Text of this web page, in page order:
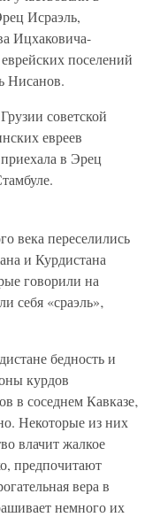
Исраэль,
Ицхаковича-
поселений
Нисанов.
советской
евреев
в Эрец
века переселились
и Курдистана
говорили на
себя «сраэль»‚
бедность и
курдов
в соседнем Кавказе‚
Некоторые из них
влачит жалкое
предпочитают
вера в
немного их